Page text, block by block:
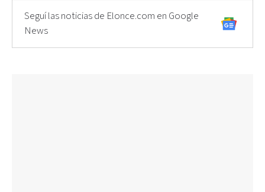
Seguí las noticias de Elonce.com en Google
News